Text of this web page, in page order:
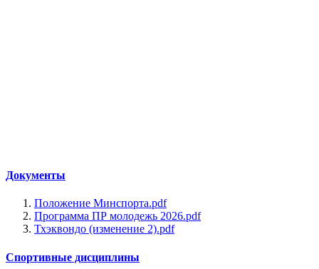
Документы
Положение Минспорта.pdf
Программа ПР молодежь 2026.pdf
Тхэквондо (изменение 2).pdf
Спортивные дисциплины